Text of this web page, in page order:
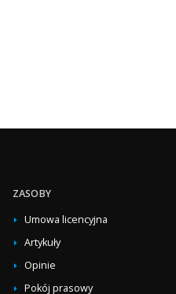
ZASOBY
Umowa licencyjna
Artykuły
Opinie
Pokój prasowy